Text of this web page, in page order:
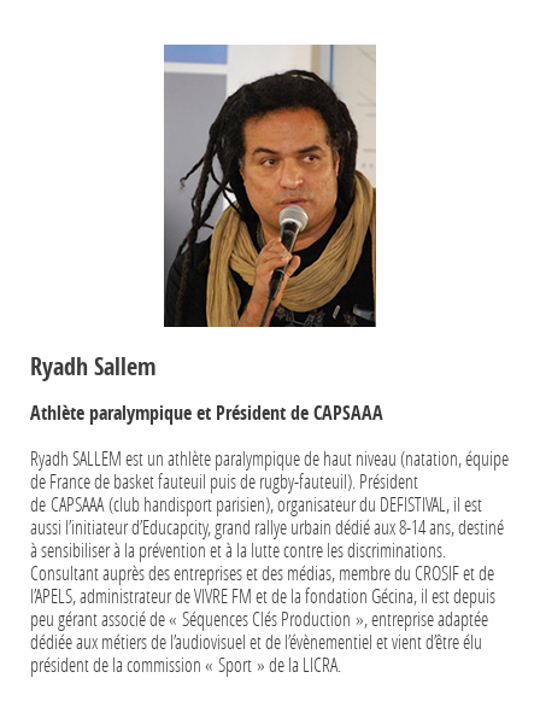
Ryadh Sallem
Athlète paralympique et Président de CAPSAAA
Ryadh SALLEM est un athlète paralympique de haut niveau (natation, équipe
de France de basket fauteuil puis de rugby-fauteuil). Président
de CAPSAAA (club handisport parisien), organisateur du DEFISTIVAL, il est
aussi l’initiateur d’Educapcity, grand rallye urbain dédié aux 8-14 ans, destiné
à sensibiliser à la prévention et à la lutte contre les discriminations.
Consultant auprès des entreprises et des médias, membre du CROSIF et de
l’APELS, administrateur de VIVRE FM et de la fondation Gécina, il est depuis
peu gérant associé de « Séquences Clés Production », entreprise adaptée
dédiée aux métiers de l’audiovisuel et de l’évènementiel et vient d’être élu
président de la commission « Sport » de la LICRA.